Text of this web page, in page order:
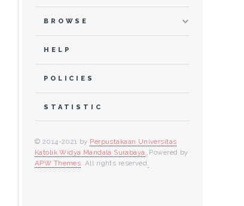
BROWSE
HELP
POLICIES
STATISTIC
© 2014-2021 by Perpustakaan Universitas
Katolik Widya Mandala Surabaya . Powered by
APW Themes. All rights reserved.